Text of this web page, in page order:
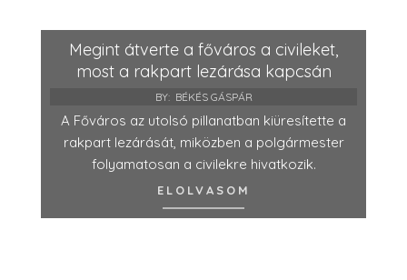
Megint átverte a főváros a civileket,
most a rakpart lezárása kapcsán
BY: BÉKÉS GÁSPÁR
A Főváros az utolsó pillanatban kiüresítette a
rakpart lezárását, miközben a polgármester
folyamatosan a civilekre hivatkozik.
ELOLVASOM